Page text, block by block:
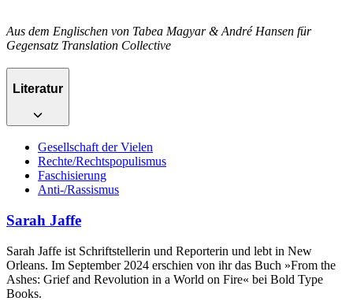
Aus dem Englischen von Tabea Magyar & André Hansen für
Gegensatz Translation Collective
Literatur
Gesellschaft der Vielen
Rechte/Rechtspopulismus
Faschisierung
Anti-/Rassismus
Sarah Jaffe
Sarah Jaffe ist Schriftstellerin und Reporterin und lebt in New
Orleans. Im September 2024 erschien von ihr das Buch »From the
Ashes: Grief and Revolution in a World on Fire« bei Bold Type
Books.